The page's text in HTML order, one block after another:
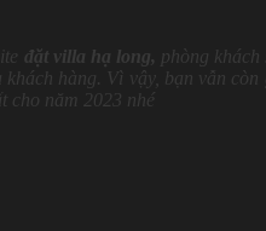
đặt villa hạ long, phòng
khách hàng. Vì vậy, bạn vẫn
cho năm 2023 nhé